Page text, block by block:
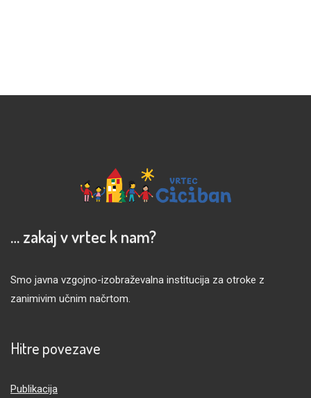
… zakaj v vrtec k nam?
Smo javna vzgojno-izobraževalna institucija za otroke z
zanimivim učnim načrtom.
Hitre povezave
Publikacija